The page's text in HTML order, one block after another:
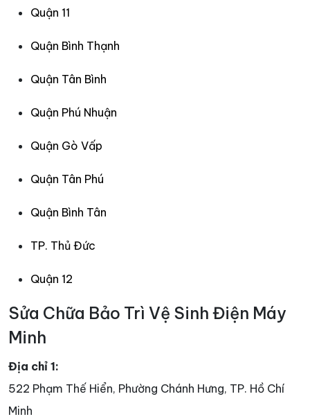
Quận 11
Quận Bình Thạnh
Quận Tân Bình
Quận Phú Nhuận
Quận Gò Vấp
Quận Tân Phú
Quận Bình Tân
TP. Thủ Đức
Quận 12
Sửa Chữa Bảo Trì Vệ Sinh Điện Máy
Minh
Địa chỉ 1:
522 Phạm Thế Hiển, Phường Chánh Hưng, TP. Hồ Chí
Minh